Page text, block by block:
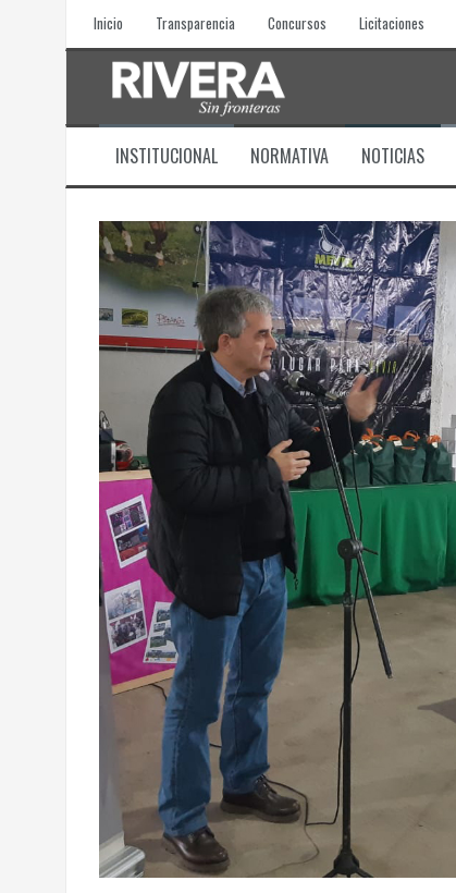
Inicio Transparencia Concursos Licitaciones
INSTITUCIONAL NORMATIVA NOTICIAS